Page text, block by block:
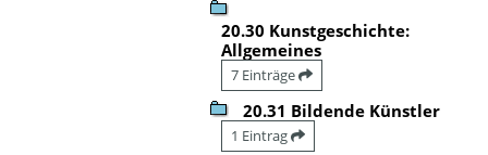
20.30 Kunstgeschichte:
Allgemeines
7 Einträge
20.31 Bildende Künstler
1 Eintrag